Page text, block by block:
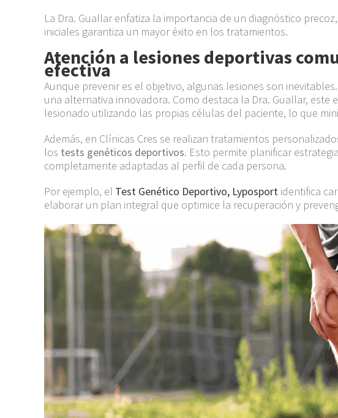
La Dra. Guallar enfatiza la importancia de un diagnóstico
iniciales garantiza un mayor éxito en los tratamientos.
Atención a lesiones deportivas
efectiva
Aunque prevenir es el objetivo, algunas lesiones son
una alternativa innovadora. Como destaca la Dra. Guallar,
lesionado utilizando las propias células del paciente, lo que
Además, en Clínicas Cres se realizan tratamientos
los tests genéticos deportivos. Esto permite planificar
completamente adaptadas al perfil de cada persona.
Por ejemplo, el Test Genético Deportivo, Lyposport identifica
elaborar un plan integral que optimice la recuperación y